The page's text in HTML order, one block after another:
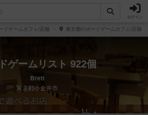
ログイン
ドゲームカフェ/店舗 東京都のボードゲームカフェ/店舗
ゲームリスト 922個
Brett
東京都小金井市